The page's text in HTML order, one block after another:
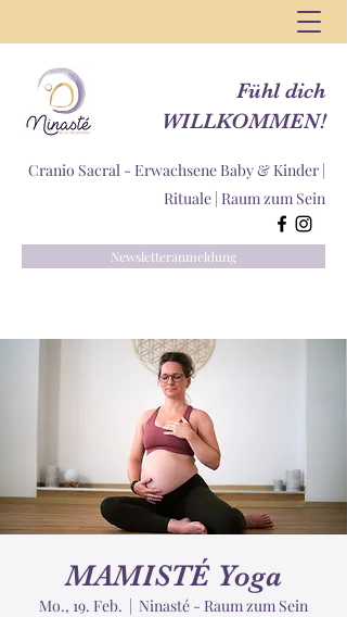
Fühl dich
WILLKOMMEN!
Cranio Sacral - Erwachsene Baby & Kinder |
Rituale | Raum zum Sein
Newsletteranmeldung
MAMISTÉ Yoga
Mo., 19. Feb.
  |
Ninasté - Raum zum Sein